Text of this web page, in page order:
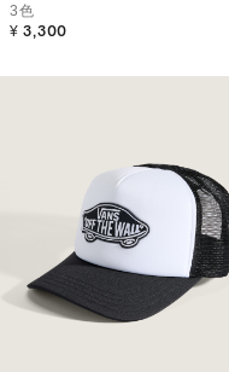
3色
¥ 3,300